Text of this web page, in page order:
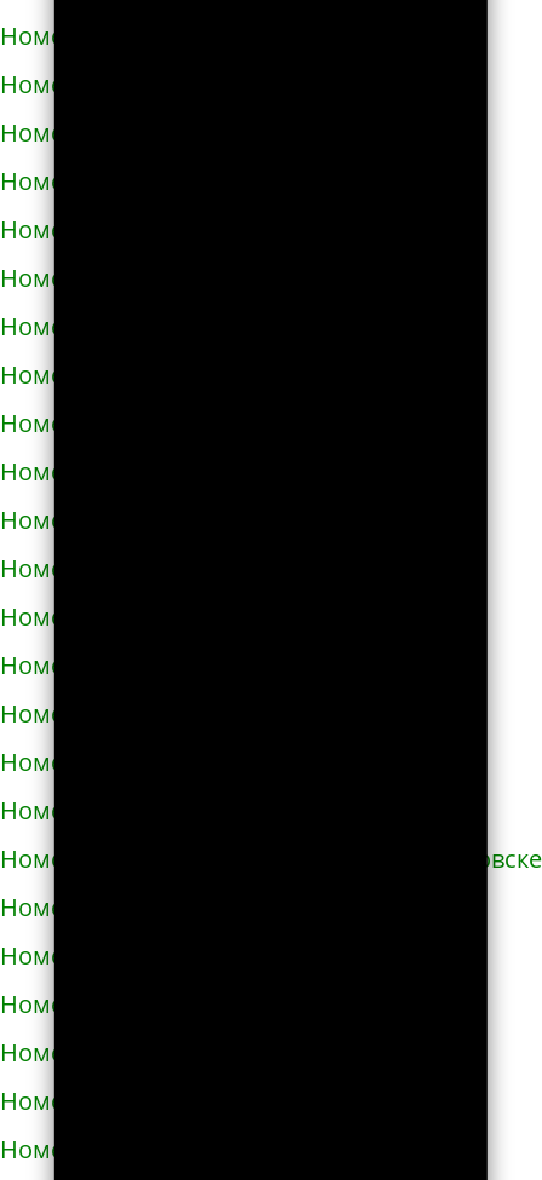
Номера телефонов такси в Дубно
Номера телефонов такси в Дунаевцах
Номера телефонов такси в Жашкове
Номера телефонов такси в Жёлтых водах
Номера телефонов такси в Жидачове
Номера телефонов такси в Житомире
Номера телефонов такси в Жмеринке
Номера телефонов такси в Жолкве
Номера телефонов такси в Запорожье
Номера телефонов такси в Збараже
Номера телефонов такси в Звенигородке
Номера телефонов такси в Здолбунове
Номера телефонов такси в Змиёве
Номера телефонов такси в Знаменке
Номера телефонов такси в Золотоноше
Номера телефонов такси в Золочеве
Номера телефонов такси в Иванкове
Номера телефонов такси в Ивано-Франковске
Номера телефонов такси в Измаиле
Номера телефонов такси в Изюме
Номера телефонов такси в Изяславе
Номера телефонов такси в Ильинцах
Номера телефонов такси в Ирпене
Номера телефонов такси в Казатине